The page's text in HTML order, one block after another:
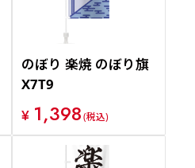
のぼり 楽焼 のぼり旗
X7T9
¥ 1,398(税込)